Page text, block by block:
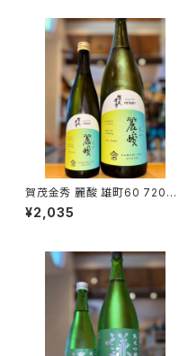
賀茂金秀 麗酸 雄町60 720ml
１本（金光酒造・広島県東広島市
黒瀬町）
¥2,035